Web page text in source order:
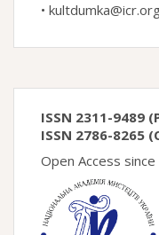
•
ISSN 2311-9489
ISSN 2786-8265
Open Access